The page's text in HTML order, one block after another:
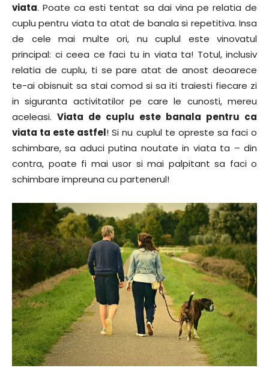
viata. Poate ca esti tentat sa dai vina pe relatia de
cuplu pentru viata ta atat de banala si repetitiva. Insa
de cele mai multe ori, nu cuplul este vinovatul
principal: ci ceea ce faci tu in viata ta! Totul, inclusiv
relatia de cuplu, ti se pare atat de anost deoarece
te-ai obisnuit sa stai comod si sa iti traiesti fiecare zi
in siguranta activitatilor pe care le cunosti, mereu
aceleasi. Viata de cuplu este banala pentru ca
viata ta este astfel! Si nu cuplul te opreste sa faci o
schimbare, sa aduci putina noutate in viata ta – din
contra, poate fi mai usor si mai palpitant sa faci o
schimbare impreuna cu partenerul!